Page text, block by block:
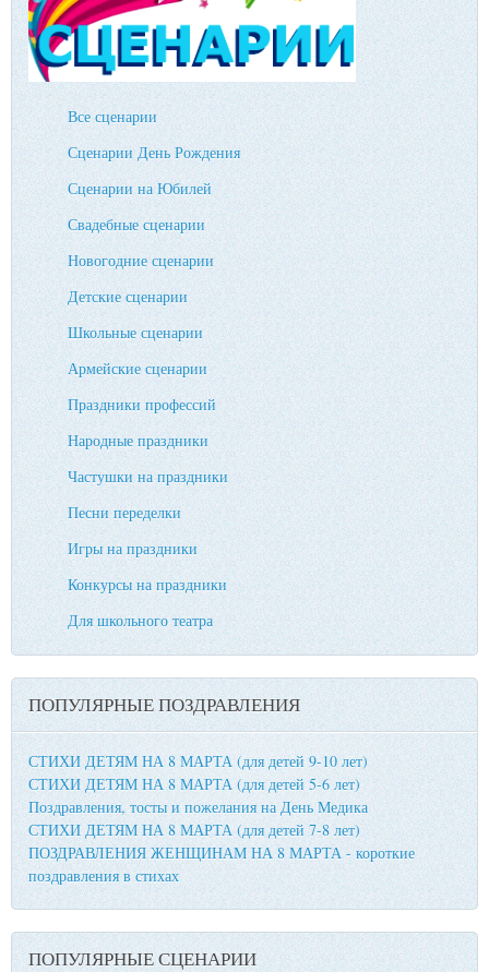
Все сценарии
Сценарии День Рождения
Сценарии на Юбилей
Свадебные сценарии
Новогодние сценарии
Детские сценарии
Школьные сценарии
Армейские сценарии
Праздники профессий
Народные праздники
Частушки на праздники
Песни переделки
Игры на праздники
Конкурсы на праздники
Для школьного театра
ПОПУЛЯРНЫЕ ПОЗДРАВЛЕНИЯ
СТИХИ ДЕТЯМ НА 8 МАРТА (для детей 9-10 лет)
СТИХИ ДЕТЯМ НА 8 МАРТА (для детей 5-6 лет)
Поздравления, тосты и пожелания на День Медика
СТИХИ ДЕТЯМ НА 8 МАРТА (для детей 7-8 лет)
ПОЗДРАВЛЕНИЯ ЖЕНЩИНАМ НА 8 МАРТА - короткие
поздравления в стихах
ПОПУЛЯРНЫЕ СЦЕНАРИИ